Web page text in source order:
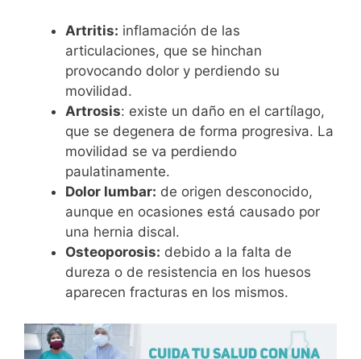
Artritis: inflamación de las
articulaciones, que se hinchan
provocando dolor y perdiendo su
movilidad.
Artrosis: existe un daño en el cartílago,
que se degenera de forma progresiva. La
movilidad se va perdiendo
paulatinamente.
Dolor lumbar: de origen desconocido,
aunque en ocasiones está causado por
una hernia discal.
Osteoporosis: debido a la falta de
dureza o de resistencia en los huesos
aparecen fracturas en los mismos.